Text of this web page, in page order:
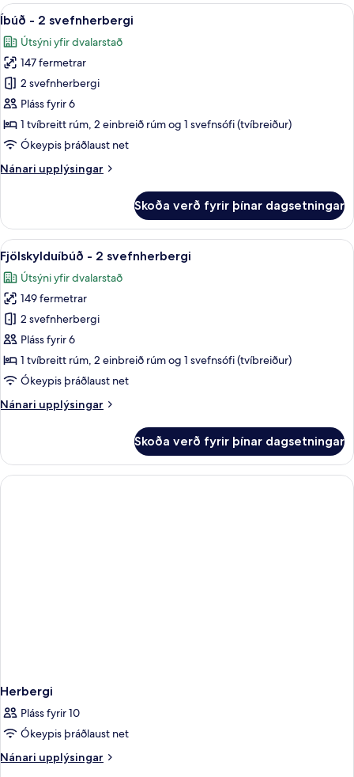
svefnherbergi
Skoða
allar
myndir
fyrir
Íbúð
-
2
svefnherbergi
Öryggishólf í herbergi, straujárn/
13
Íbúð - 2 svefnherbergi
Útsýni yfir dvalarstað
147 fermetrar
2 svefnherbergi
Pláss fyrir 6
1 tvíbreitt rúm, 2 einbreið rúm og 1 svefnsófi (tvíbreiður)
Ókeypis þráðlaust net
Nánari upplýsingar
Nánari
-
svefnherbergi
Skoða verð fyrir þínar dagsetningar
Skoða
allar
myndir
fyrir
Fjölskylduíbúð
-
2
svefnherbergi
Fjölskylduíbúð - 2 svefnherbergi |
11
Fjölskylduíbúð - 2 svefnherbergi
Útsýni yfir dvalarstað
149 fermetrar
2 svefnherbergi
Pláss fyrir 6
1 tvíbreitt rúm, 2 einbreið rúm og 1 svefnsófi (tvíbreiður)
Ókeypis þráðlaust net
Nánari upplýsingar
Nánari
-
svefnherbergi
Skoða verð fyrir þínar dagsetningar
Herbergi
Pláss fyrir 10
Ókeypis þráðlaust net
Nánari upplýsingar
Nánari